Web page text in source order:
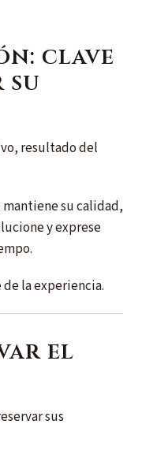
clave
su
resultado del
mantiene su calidad,
y exprese
la experiencia.
el
sus